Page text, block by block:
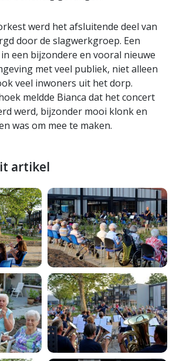
werd het afsluitende deel van
door de slagwerkgroep. Een
een bijzondere en vooral nieuwe
met veel publiek, niet alleen
veel inwoners uit het dorp.
meldde Bianca dat het concert
werd, bijzonder mooi klonk en
was om mee te maken.
artikel